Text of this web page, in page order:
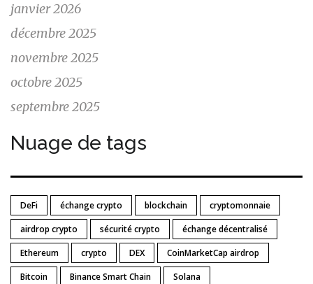
janvier 2026
décembre 2025
novembre 2025
octobre 2025
septembre 2025
Nuage de tags
DeFi échange crypto blockchain
cryptomonnaie
airdrop crypto
sécurité crypto
échange décentralisé
Ethereum
crypto DEX
CoinMarketCap airdrop
Bitcoin
Binance Smart Chain
Solana